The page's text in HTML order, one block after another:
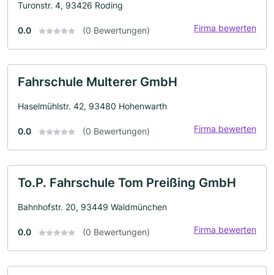
Turonstr. 4, 93426 Roding
0.0 (0 Bewertungen) Firma bewerten
Fahrschule Multerer GmbH
Haselmühlstr. 42, 93480 Hohenwarth
0.0 (0 Bewertungen) Firma bewerten
To.P. Fahrschule Tom Preißing GmbH
Bahnhofstr. 20, 93449 Waldmünchen
0.0 (0 Bewertungen) Firma bewerten